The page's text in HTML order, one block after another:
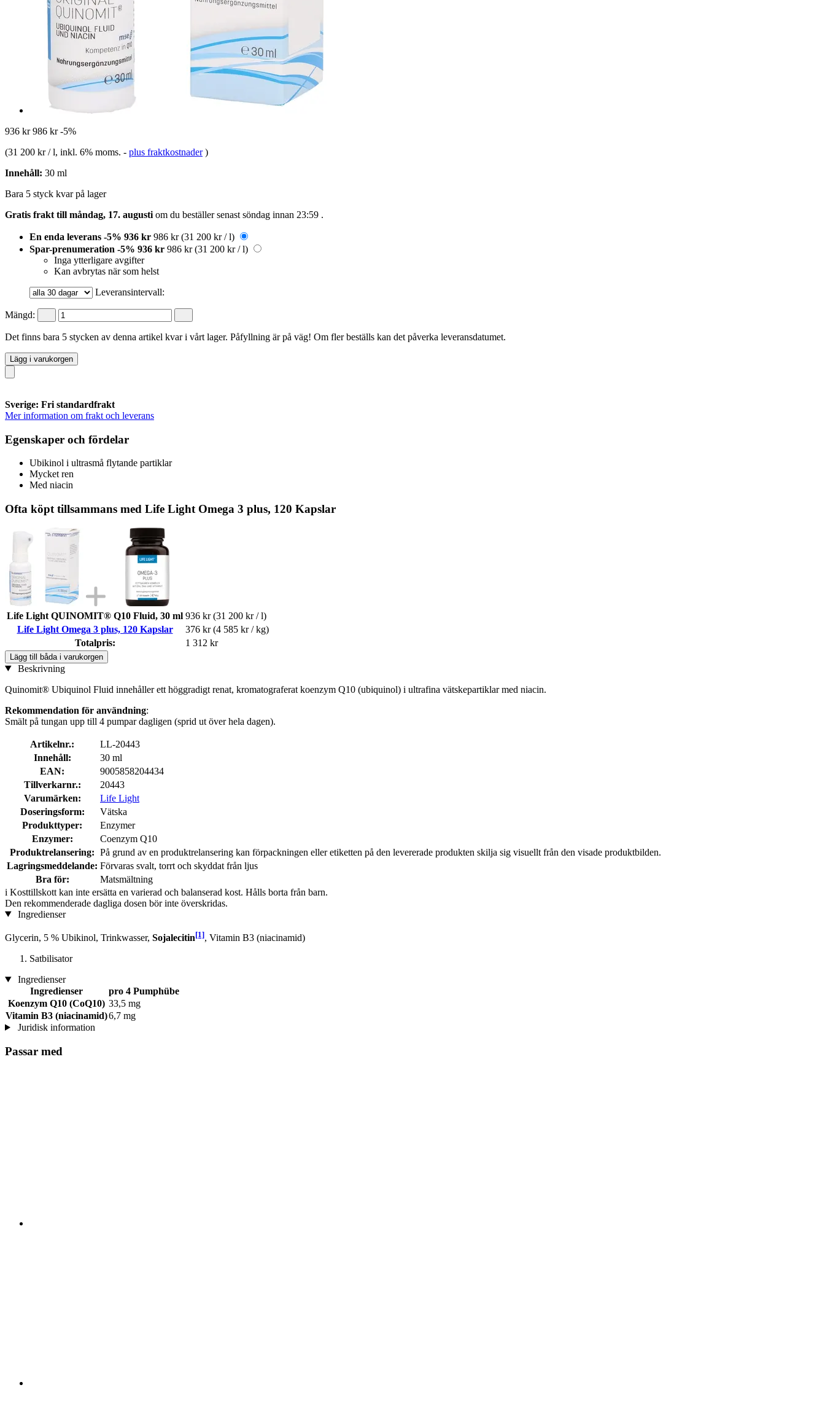
936 kr 986 kr -5%
(31 200 kr / l, inkl. 6% moms. - plus fraktkostnader )
Innehåll: 30 ml
Bara 5 styck kvar på lager
Gratis frakt till måndag, 17. augusti om du beställer senast söndag innan 23:59 .
En enda leverans -5% 936 kr 986 kr (31 200 kr / l)
Spar-prenumeration -5% 936 kr 986 kr (31 200 kr / l)
Inga ytterligare avgifter
Kan avbrytas när som helst
Leveransintervall:
Mängd:
Det finns bara 5 stycken av denna artikel kvar i vårt lager. Påfyllning är på väg! Om fler beställs kan det påverka leveransdatumet.
Lägg i varukorgen
Sverige: Fri standardfrakt
Mer information om frakt och leverans
Egenskaper och fördelar
Ubikinol i ultrasmå flytande partiklar
Mycket ren
Med niacin
Ofta köpt tillsammans med Life Light Omega 3 plus, 120 Kapslar
Life Light QUINOMIT® Q10 Fluid, 30 ml 936 kr (31 200 kr / l)
Life Light Omega 3 plus, 120 Kapslar
376 kr (4 585 kr / kg)
Totalpris:
1 312 kr
Lägg till båda i varukorgen
Beskrivning
Quinomit® Ubiquinol Fluid innehåller ett höggradigt renat, kromatograferat koenzym Q10 (ubiquinol) i ultrafina vätskepartiklar med niacin.
Rekommendation för användning:
Smält på tungan upp till 4 pumpar dagligen (sprid ut över hela dagen).
Artikelnr.:
LL-20443
Innehåll:
30 ml
EAN:
9005858204434
Tillverkarnr.:
20443
Varumärken:
Life Light
Doseringsform:
Vätska
Produkttyper:
Enzymer
Enzymer:
Coenzym Q10
Produktrelansering: På grund av en produktrelansering kan förpackningen eller etiketten på den levererade produkten skilja sig visuellt från den visade produktbilden.
Lagringsmeddelande: Förvaras svalt, torrt och skyddat från ljus
Bra för:
Matsmältning
i Kosttillskott kan inte ersätta en varierad och balanserad kost. Hålls borta från barn.
Den rekommenderade dagliga dosen bör inte överskridas.
Ingredienser
Glycerin, 5 % Ubikinol, Trinkwasser, Sojalecitin[1], Vitamin B3 (niacinamid)
Satbilisator
Ingredienser
Ingredienser
pro 4 Pumphübe
Koenzym Q10 (CoQ10) 33,5 mg
Vitamin B3 (niacinamid)6,7 mg
Juridisk information
Passar med